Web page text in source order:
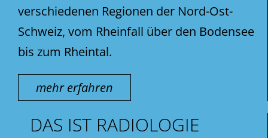
verschiedenen Regionen der Nord-Ost-
Schweiz, vom Rheinfall über den Bodensee
bis zum Rheintal.
mehr erfahren
DAS IST RADIOLOGIE